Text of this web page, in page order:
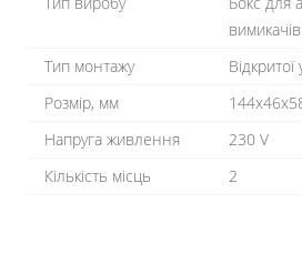
вимикачів
Тип монтажу
Розмір, мм
Напруга живлення
230 V
Кількість місць
2